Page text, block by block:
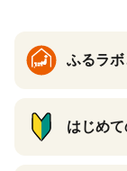
ふるラボ
はじめ